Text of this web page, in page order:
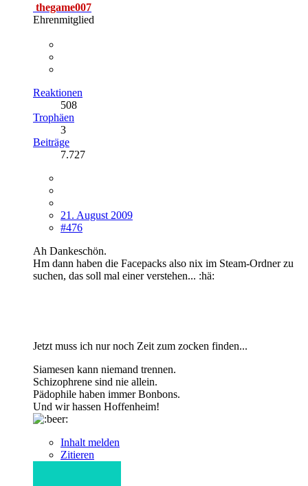
thegame007
Ehrenmitglied
Reaktionen
508
Trophäen
3
Beiträge
7.727
21. August 2009
#476
Ah Dankeschön.
Hm dann haben die Facepacks also nix im Steam-Ordner zu
suchen, das soll mal einer verstehen... :hä:
Jetzt muss ich nur noch Zeit zum zocken finden...
Siamesen kann niemand trennen.
Schizophrene sind nie allein.
Pädophile haben immer Bonbons.
Und wir hassen Hoffenheim!
Inhalt melden
Zitieren